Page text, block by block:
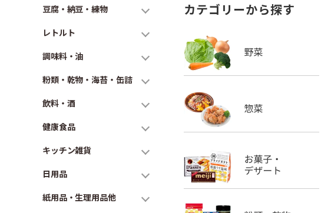
豆腐・納豆・練物
レトルト
調味料・油
粉類・乾物・海苔・缶詰
飲料・酒
健康食品
キッチン雑貨
日用品
紙用品・生理用品他
カテゴリーから探す